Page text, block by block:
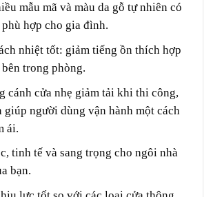
mẫu mã và màu da gỗ tự nhiên có
hợp cho gia đình.
nhiệt tốt: giảm tiếng ồn thích hợp
trong phòng.
cánh cửa nhẹ giảm tải khi thi công,
giúp người dùng vận hành một cách
ái.
tinh tế và sang trọng cho ngôi nhà
bạn.